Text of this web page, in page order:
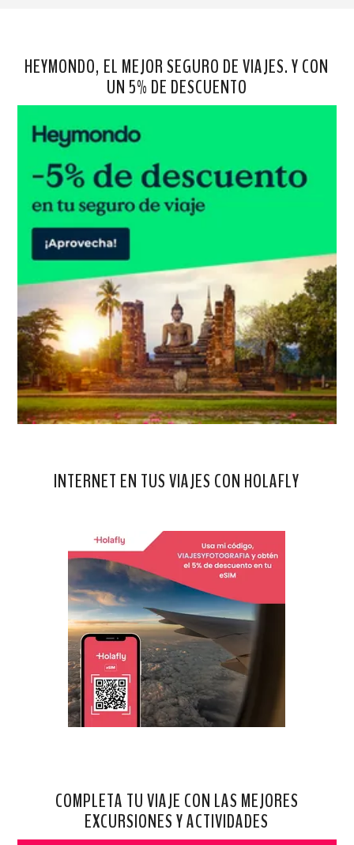
HEYMONDO, EL MEJOR SEGURO DE VIAJES. Y CON
UN 5% DE DESCUENTO
INTERNET EN TUS VIAJES CON HOLAFLY
COMPLETA TU VIAJE CON LAS MEJORES
EXCURSIONES Y ACTIVIDADES